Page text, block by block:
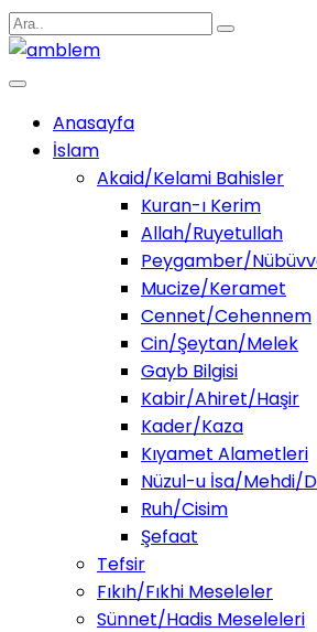
Anasayfa
İslam
Akaid/Kelami Bahisler
Kuran-ı Kerim
Allah/Ruyetullah
Peygamber/
Mucize/Keramet
Cennet/Cehennem
Cin/Şeytan/Melek
Gayb Bilgisi
Kabir/Ahiret/Haşir
Kader/Kaza
Kıyamet Alametleri
Nüzul-u İsa/Mehdi/
Ruh/Cisim
Şefaat
Tefsir
Fıkıh/Fıkhi Meseleler
Sünnet/Hadis Meseleleri